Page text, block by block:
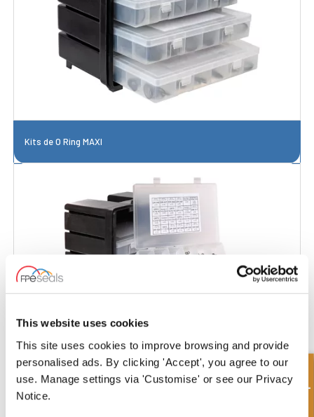
This website uses cookies
This site uses cookies to improve browsing and provide
personalised ads. By clicking 'Accept', you agree to our
use. Manage settings via 'Customise' or see our Privacy
Notice.
Kits de O Ring MAXI